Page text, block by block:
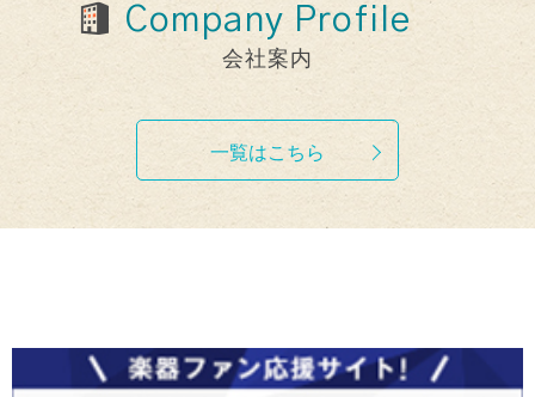
Company Profile
会社案内
一覧はこちら